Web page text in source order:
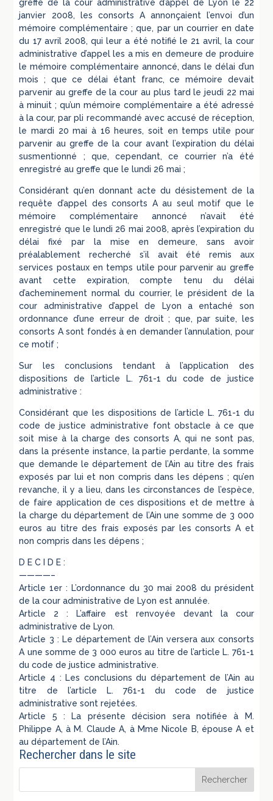
greffe de la cour administrative d’appel de Lyon le 22
janvier 2008, les consorts A annonçaient l’envoi d’un
mémoire complémentaire ; que, par un courrier en date
du 17 avril 2008, qui leur a été notifié le 21 avril, la cour
administrative d’appel les a mis en demeure de produire
le mémoire complémentaire annoncé, dans le délai d’un
mois ; que ce délai étant franc, ce mémoire devait
parvenir au greffe de la cour au plus tard le jeudi 22 mai
à minuit ; qu’un mémoire complémentaire a été adressé
à la cour, par pli recommandé avec accusé de réception,
le mardi 20 mai à 16 heures, soit en temps utile pour
parvenir au greffe de la cour avant l’expiration du délai
susmentionné ; que, cependant, ce courrier n’a été
enregistré au greffe que le lundi 26 mai ;
Considérant qu’en donnant acte du désistement de la
requête d’appel des consorts A au seul motif que le
mémoire complémentaire annoncé n’avait été
enregistré que le lundi 26 mai 2008, après l’expiration du
délai fixé par la mise en demeure, sans avoir
préalablement recherché s’il avait été remis aux
services postaux en temps utile pour parvenir au greffe
avant cette expiration, compte tenu du délai
d’acheminement normal du courrier, le président de la
cour administrative d’appel de Lyon a entaché son
ordonnance d’une erreur de droit ; que, par suite, les
consorts A sont fondés à en demander l’annulation, pour
ce motif ;
Sur les conclusions tendant à l’application des
dispositions de l’article L. 761-1 du code de justice
administrative :
Considérant que les dispositions de l’article L. 761-1 du
code de justice administrative font obstacle à ce que
soit mise à la charge des consorts A, qui ne sont pas,
dans la présente instance, la partie perdante, la somme
que demande le département de l’Ain au titre des frais
exposés par lui et non compris dans les dépens ; qu’en
revanche, il y a lieu, dans les circonstances de l’espèce,
de faire application de ces dispositions et de mettre à
la charge du département de l’Ain une somme de 3 000
euros au titre des frais exposés par les consorts A et
non compris dans les dépens ;
D E C I D E :
————–
Article 1er : L’ordonnance du 30 mai 2008 du président
de la cour administrative de Lyon est annulée.
Article 2 : L’affaire est renvoyée devant la cour
administrative de Lyon.
Article 3 : Le département de l’Ain versera aux consorts
A une somme de 3 000 euros au titre de l’article L. 761-1
du code de justice administrative.
Article 4 : Les conclusions du département de l’Ain au
titre de l’article L. 761-1 du code de justice
administrative sont rejetées.
Article 5 : La présente décision sera notifiée à M.
Philippe A, à M. Claude A, à Mme Nicole B, épouse A et
au département de l’Ain.
Rechercher dans le site